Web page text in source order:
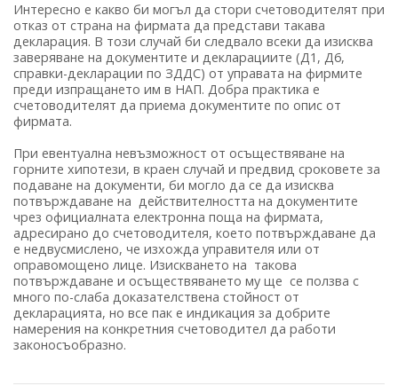
Интересно е какво би могъл да стори счетоводителят при
отказ от страна на фирмата да представи такава
декларация. В този случай би следвало всеки да изисква
заверяване на документите и декларациите (Д1, Д6,
справки-декларации по ЗДДС) от управата на фирмите
преди изпращането им в НАП. Добра практика е
счетоводителят да приема документите по опис от
фирмата.
При евентуална невъзможност от осъществяване на
горните хипотези, в краен случай и предвид сроковете за
подаване на документи, би могло да се да изисква
потвърждаване на действителността на документите
чрез официалната електронна поща на фирмата,
адресирано до счетоводителя, което потвърждаване да
е недвусмислено, че изхожда управителя или от
оправомощено лице. Изискването на такова
потвърждаване и осъществяването му ще се ползва с
много по-слаба доказателствена стойност от
декларацията, но все пак е индикация за добрите
намерения на конкретния счетоводител да работи
законосъобразно.